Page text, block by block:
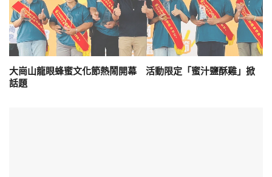
大崗山龍眼蜂蜜文化節熱鬧開幕 活動限定「蜜汁鹽酥雞」掀
話題